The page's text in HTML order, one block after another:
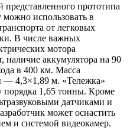
прототипа
использовать в
от легковых
В числе важных
мотора
аккумулятора на 90
в 400 км. Масса
— 4,3×1,89 м. «Тележка»
порядка 1,65 тонны. Кроме
датчиками и
может оснастить
и системой видеокамер.